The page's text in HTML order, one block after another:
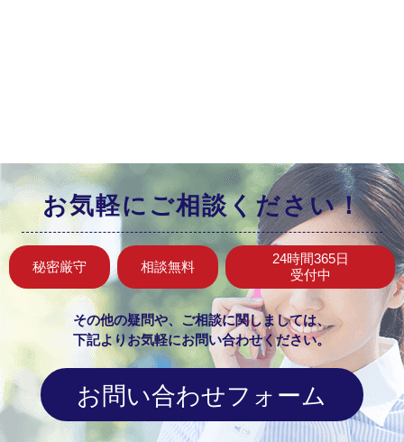
お気軽にご相談ください！
秘密厳守 相談無料
24時間365日
受付中
その他の疑問や、ご相談に関しましては、
下記よりお気軽にお問い合わせください。
お問い合わせフォーム